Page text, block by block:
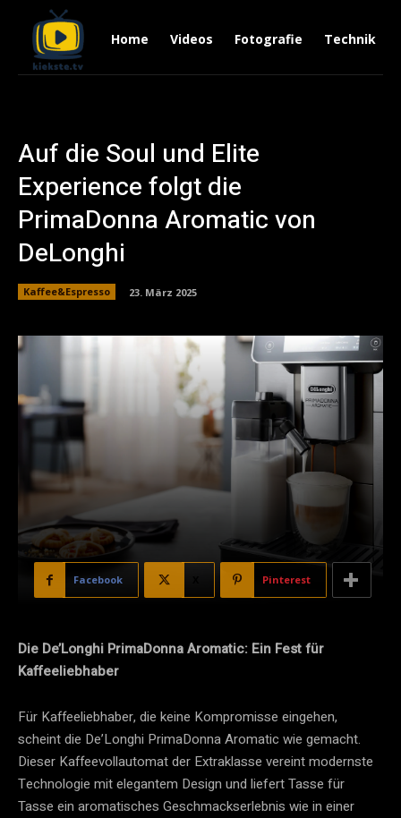
Home Videos Fotografie Technik
Auf die Soul und Elite
Experience folgt die
PrimaDonna Aromatic von
DeLonghi
Kaffee&Espresso 23. März 2025
Facebook Pinterest
Die De’Longhi PrimaDonna Aromatic: Ein Fest für
Kaffeeliebhaber
Für Kaffeeliebhaber, die keine Kompromisse eingehen,
scheint die De’Longhi PrimaDonna Aromatic wie gemacht.
Dieser Kaffeevollautomat der Extraklasse vereint modernste
Technologie mit elegantem Design und liefert Tasse für
Tasse ein aromatisches Geschmackserlebnis wie in einer